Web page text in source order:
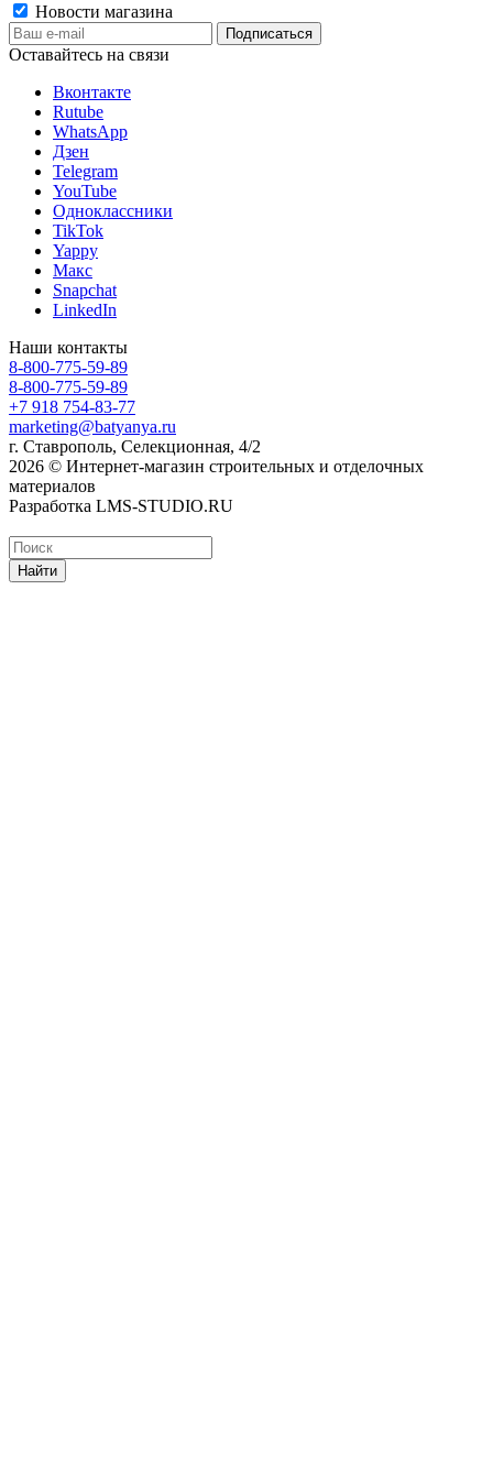
Новости магазина
Оставайтесь на связи
Вконтакте
Rutube
WhatsApp
Дзен
Telegram
YouTube
Одноклассники
TikTok
Yappy
Макс
Snapchat
LinkedIn
Наши контакты
8-800-775-59-89
8-800-775-59-89
+7 918 754-83-77
marketing@batyanya.ru
г. Ставрополь, Селекционная, 4/2
2026 © Интернет-магазин строительных и отделочных
материалов
Разработка LMS-STUDIO.RU
Найти